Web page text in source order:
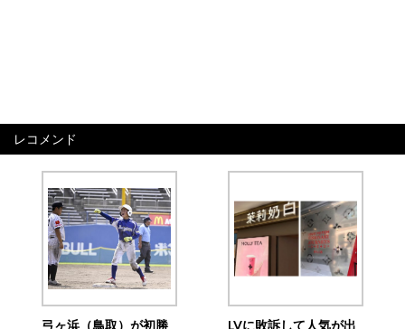
レコメンド
弓ヶ浜（鳥取）が初勝
LVに敗訴して人気が出